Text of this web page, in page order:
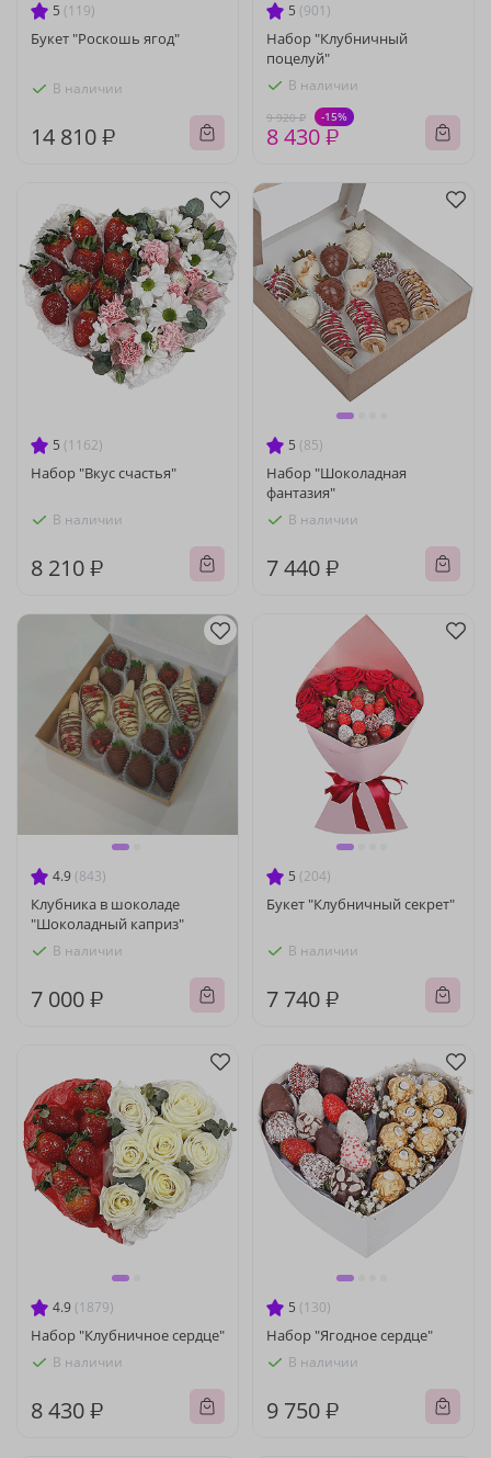
5 (119)
Букет "Роскошь ягод"
В наличии
14 810 ₽
5 (901)
Набор "Клубничный
поцелуй"
В наличии
9 920 ₽ -15%
8 430 ₽
5 (1162)
Набор "Вкус счастья"
В наличии
8 210 ₽
5 (85)
Набор "Шоколадная
фантазия"
В наличии
7 440 ₽
4.9 (843)
Клубника в шоколаде
"Шоколадный каприз"
В наличии
7 000 ₽
5 (204)
Букет "Клубничный секрет"
В наличии
7 740 ₽
4.9 (1879)
Набор "Клубничное сердце"
В наличии
8 430 ₽
5 (130)
Набор "Ягодное сердце"
В наличии
9 750 ₽